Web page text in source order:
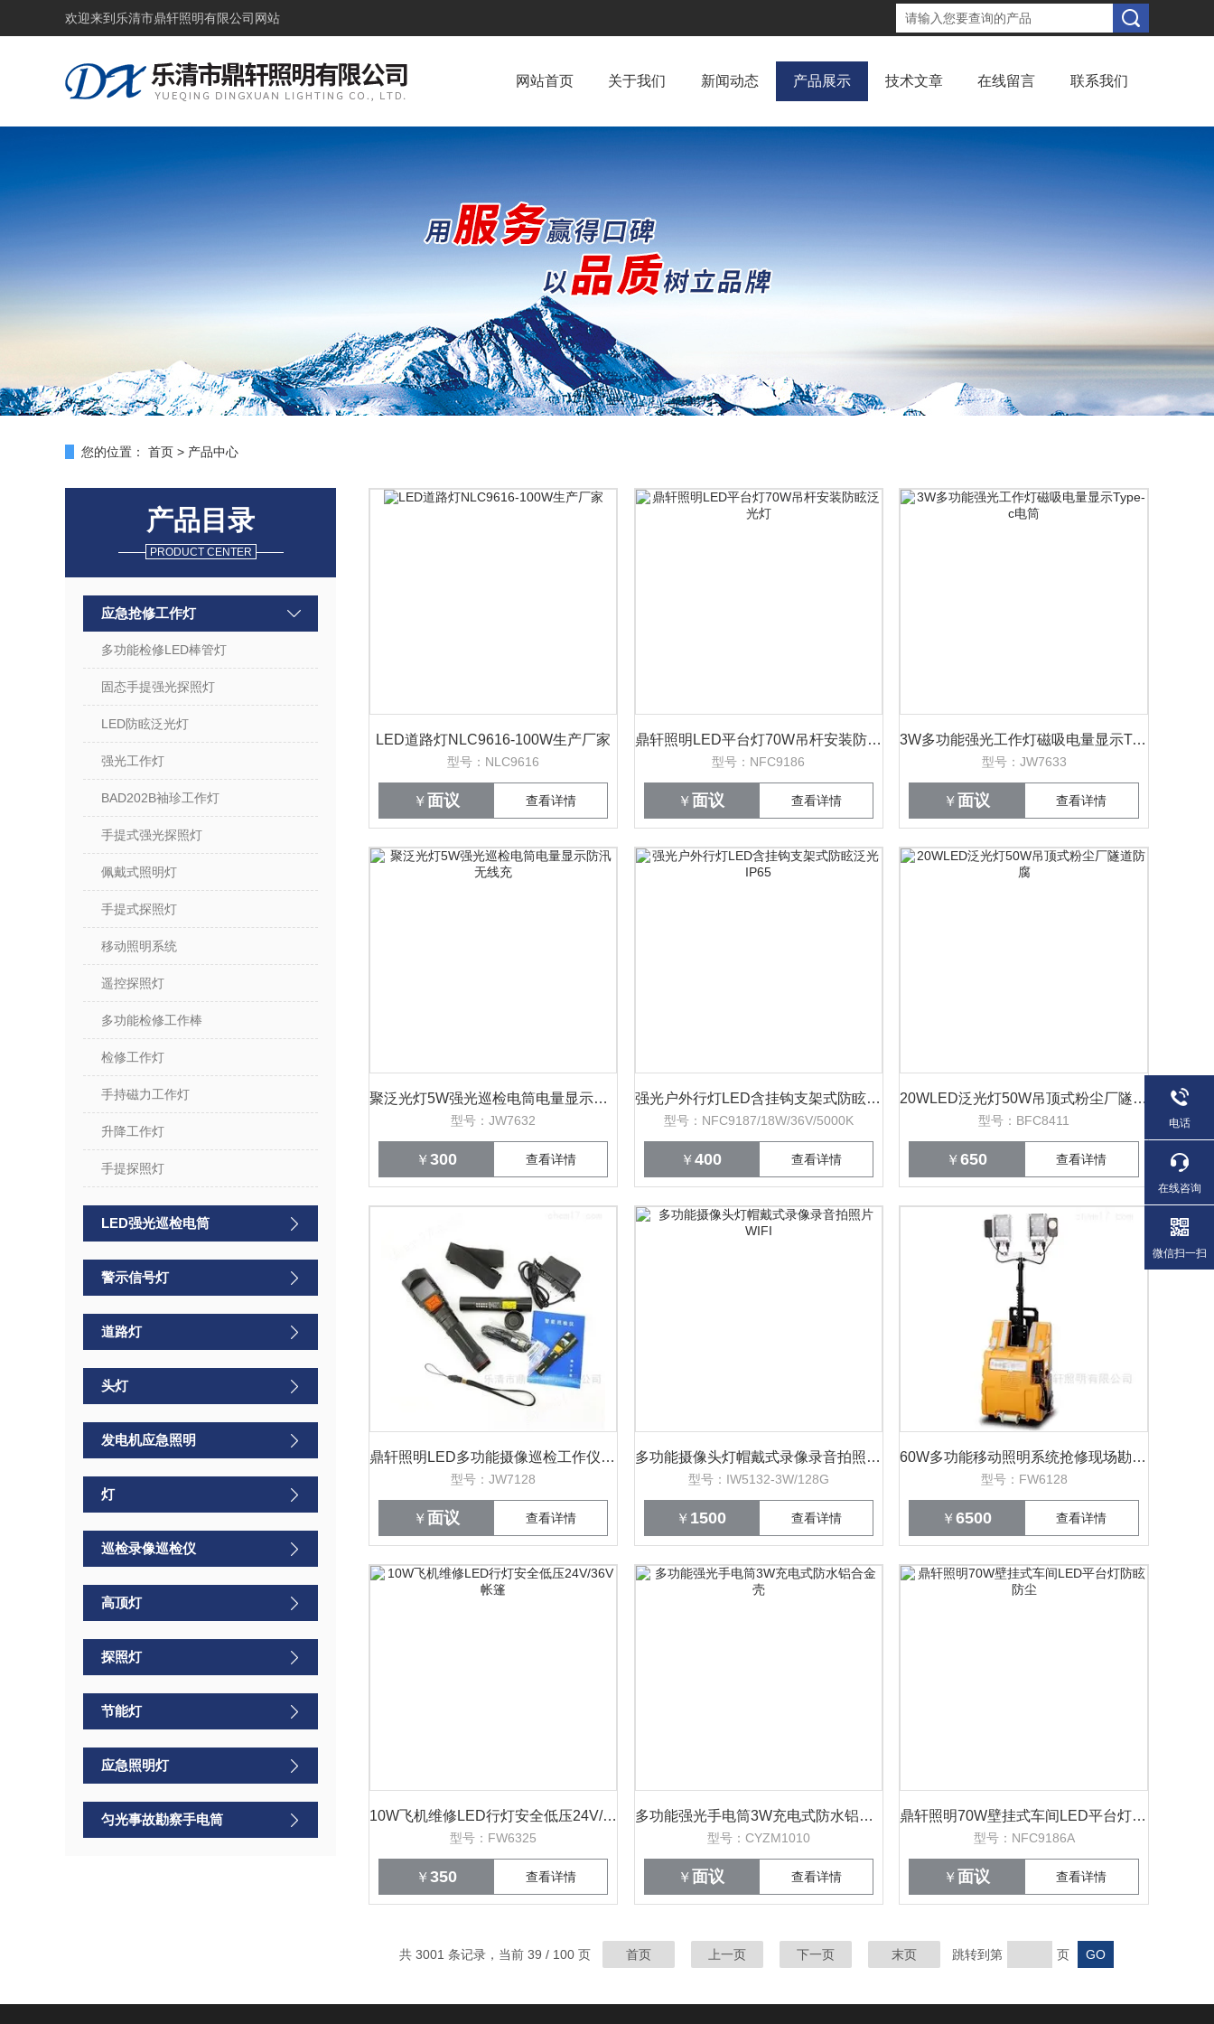
欢迎来到 乐清市鼎轩照明有限公司网站
网站首页 关于我们 新闻动态 产品展示 技术文章 在线留言 联系我们
您的位置： 首页 > 产品中心
产品目录
PRODUCT CENTER
应急抢修工作灯
多功能检修LED棒管灯
固态手提强光探照灯
LED防眩泛光灯
强光工作灯
BAD202B袖珍工作灯
手提式强光探照灯
佩戴式照明灯
手提式探照灯
移动照明系统
遥控探照灯
多功能检修工作棒
检修工作灯
手持磁力工作灯
升降工作灯
手提探照灯
LED强光巡检电筒
警示信号灯
道路灯
头灯
发电机应急照明
灯
巡检录像巡检仪
高顶灯
探照灯
节能灯
应急照明灯
匀光事故勘察手电筒
LED道路灯NLC9616-100W生产厂家
型号：NLC9616
￥ 面议 查看详情
鼎轩照明LED平台灯70W吊杆安装防眩泛光灯
型号：NFC9186
￥ 面议 查看详情
3W多功能强光工作灯磁吸电量显示Type-c电筒
型号：JW7633
￥ 面议 查看详情
聚泛光灯5W强光巡检电筒电量显示防汛无线充
型号：JW7632
￥300 查看详情
强光户外行灯LED含挂钩支架式防眩泛光IP65
型号：NFC9187/18W/36V/5000K
￥400 查看详情
20WLED泛光灯50W吊顶式粉尘厂隧道防腐
型号：BFC8411
￥650 查看详情
鼎轩照明LED多功能摄像巡检工作仪32G/64G
型号：JW7128
￥ 面议 查看详情
多功能摄像头灯帽戴式录像录音拍照片WIFI
型号：IW5132-3W/128G
￥ 1500 查看详情
60W多功能移动照明系统抢修现场勘查录像LED
型号：FW6128
￥6500 查看详情
10W飞机维修LED行灯安全低压24V/36V帐篷
型号：FW6325
￥350 查看详情
多功能强光手电筒3W充电式防水铝合金壳
型号：CYZM1010
￥ 面议 查看详情
鼎轩照明70W壁挂式车间LED平台灯防眩防尘
型号：NFC9186A
￥ 面议 查看详情
共 3001 条记录，当前 39 / 100 页 首页 上一页 下一页 末页 跳转到第 页
电话
在线咨询
微信扫一扫